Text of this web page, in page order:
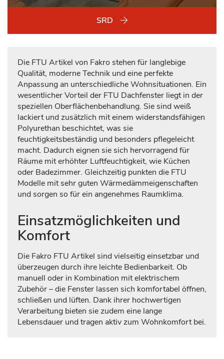
SRD
Die FTU Artikel von Fakro stehen für langlebige
Qualität, moderne Technik und eine perfekte
Anpassung an unterschiedliche Wohnsituationen. Ein
wesentlicher Vorteil der FTU Dachfenster liegt in der
speziellen Oberflächenbehandlung. Sie sind weiß
lackiert und zusätzlich mit einem widerstandsfähigen
Polyurethan beschichtet, was sie
feuchtigkeitsbeständig und besonders pflegeleicht
macht. Dadurch eignen sie sich hervorragend für
Räume mit erhöhter Luftfeuchtigkeit, wie Küchen
oder Badezimmer. Gleichzeitig punkten die FTU
Modelle mit sehr guten Wärmedämmeigenschaften
und sorgen so für ein angenehmes Raumklima.
Einsatzmöglichkeiten und
Komfort
Die Fakro FTU Artikel sind vielseitig einsetzbar und
überzeugen durch ihre leichte Bedienbarkeit. Ob
manuell oder in Kombination mit elektrischem
Zubehör – die Fenster lassen sich komfortabel öffnen,
schließen und lüften. Dank ihrer hochwertigen
Verarbeitung bieten sie zudem eine lange
Lebensdauer und tragen aktiv zum Wohnkomfort bei.